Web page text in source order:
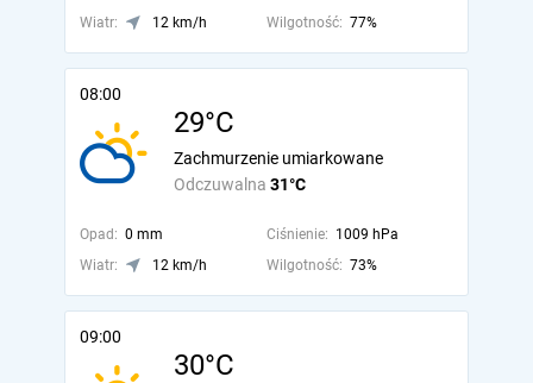
Wiatr: 12 km/h Wilgotność: 77%
08:00
29°C
Odczuwalna 31°C
Zachmurzenie umiarkowane
Opad: 0 mm Ciśnienie: 1009 hPa
Wiatr:
12 km/h Wilgotność: 73%
09:00
30°C